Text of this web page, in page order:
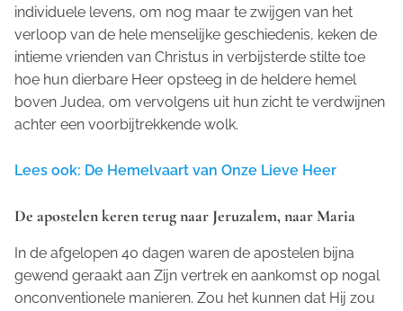
individuele levens, om nog maar te zwijgen van het
verloop van de hele menselijke geschiedenis, keken de
intieme vrienden van Christus in verbijsterde stilte toe
hoe hun dierbare Heer opsteeg in de heldere hemel
boven Judea, om vervolgens uit hun zicht te verdwijnen
achter een voorbijtrekkende wolk.
Lees ook: De Hemelvaart van Onze Lieve Heer
De apostelen keren terug naar Jeruzalem, naar Maria
In de afgelopen 40 dagen waren de apostelen bijna
gewend geraakt aan Zijn vertrek en aankomst op nogal
onconventionele manieren. Zou het kunnen dat Hij zou